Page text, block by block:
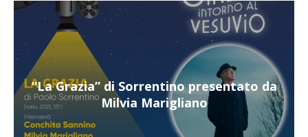
Grazia” di Sorrentino presentato da
Milvia Marigliano
“Il